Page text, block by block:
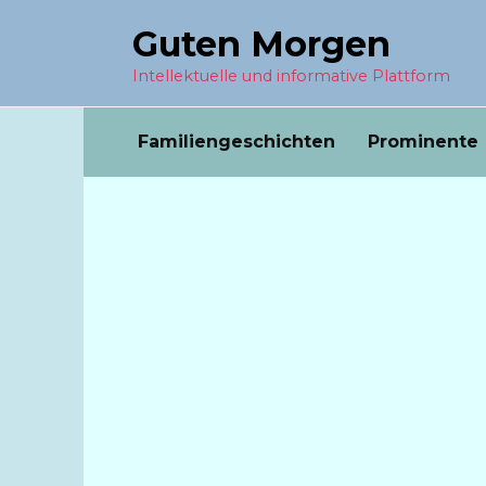
Guten Morgen
Intellektuelle und informative Plattform
Familiengeschichten Prominente